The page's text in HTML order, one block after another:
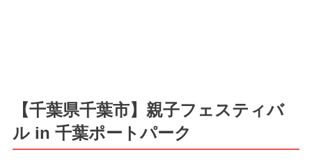
【千葉県千葉市】親子フェスティバ
ル in 千葉ポートパーク